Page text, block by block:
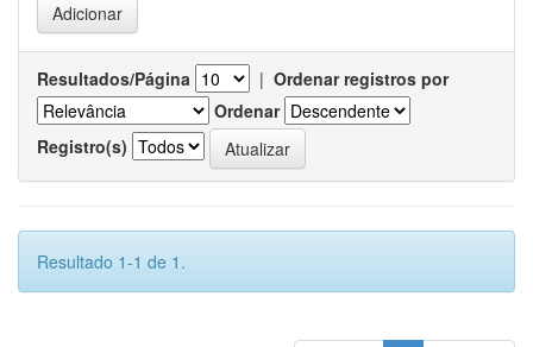
Resultados/Página | Ordenar registros por
Ordenar
Registro(s)
Resultado 1-1 de 1.